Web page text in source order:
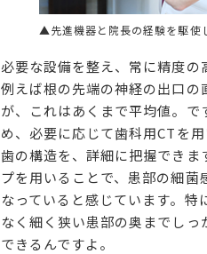
▲先進機器と院長の経験を駆使
必要な設備を整え、常に精度の
例えば根の先端の神経の出口
が、これはあくまで平均値。
め、必要に応じて歯科用CTを
歯の構造を、詳細に把握でき
プを用いることで、患部の細
なっていると感じています。
なく細く狭い患部の奥までし
できるんですよ。